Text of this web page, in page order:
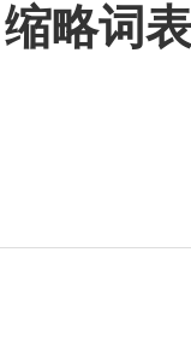
缩略词